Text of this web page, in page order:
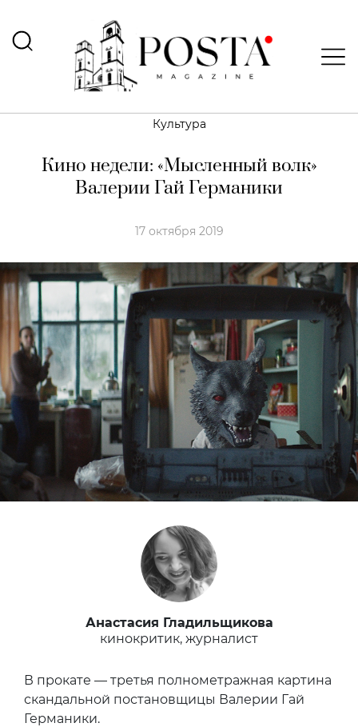
Культура
Кино недели: «Мысленный волк»
Валерии Гай Германики
17 октября 2019
Анастасия Гладильщикова
кинокритик, журналист
В прокате — третья полнометражная картина
скандальной постановщицы Валерии Гай
Германики.